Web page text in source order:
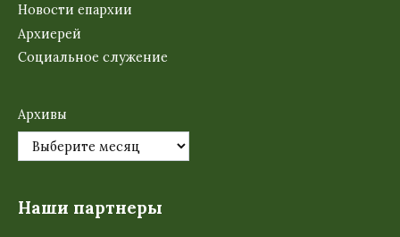
Новости епархии
Архиерей
Социальное служение
Архивы
Наши партнеры